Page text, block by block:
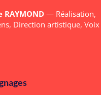
RAYMOND — Réalisation,
Direction artistique, Voix